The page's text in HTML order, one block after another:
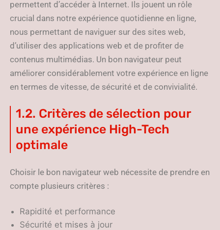
permettent d’accéder à Internet. Ils jouent un rôle
crucial dans notre expérience quotidienne en ligne,
nous permettant de naviguer sur des sites web,
d’utiliser des applications web et de profiter de
contenus multimédias. Un bon navigateur peut
améliorer considérablement votre expérience en ligne
en termes de vitesse, de sécurité et de convivialité.
1.2. Critères de sélection pour
une expérience High-Tech
optimale
Choisir le bon navigateur web nécessite de prendre en
compte plusieurs critères :
Rapidité et performance
Sécurité et mises à jour